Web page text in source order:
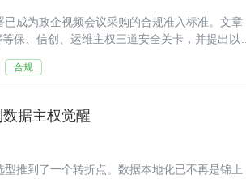
成为政企视频会议采购的合规准入标准。文章
保、信创、运维主权三道安全关卡，并提出以安
合规
据主权觉醒
推到了一个转折点。数据本地化已不再是锦上